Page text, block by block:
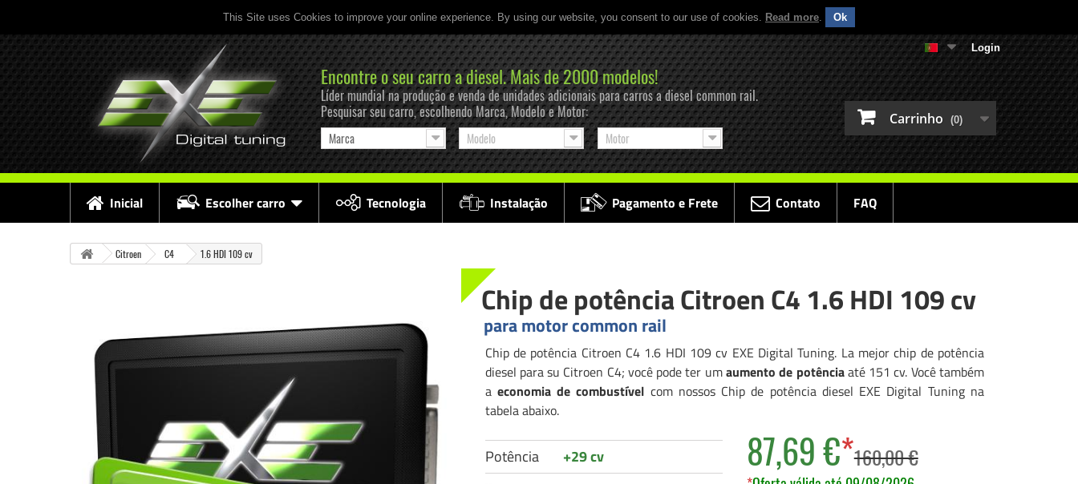
This Site uses Cookies to improve your online experience. By using our website, you consent to our use of cookies. Read more. Ok
Login
Carrinho (0)
Encontre o seu carro a diesel. Mais de 2000 modelos!
Líder mundial na produção e venda de unidades adicionais para carros a diesel common rail.
Pesquisar seu carro, escolhendo Marca, Modelo e Motor:
Marca Modelo Motor
Inicial Escolher carro Tecnologia Instalação Pagamento e Frete Contato FAQ
Citroen C4 1.6 HDI 109 cv
Chip de potência Citroen C4 1.6 HDI 109 cv
para motor common rail
Chip de potência Citroen C4 1.6 HDI 109 cv EXE Digital Tuning. La mejor chip de potência
diesel para su Citroen C4; você pode ter umaumento de potênciaaté 151 cv. Você também
a economia de combustível com nossos Chip de potência diesel EXE Digital Tuning na
tabela abaixo.
Potência
+29 cv
87,69 €*160,00 €